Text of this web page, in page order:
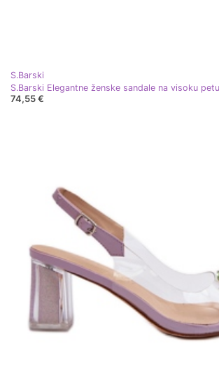
S.Barski
74,55 €